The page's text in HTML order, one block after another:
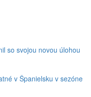
so svojou novou úlohou
v Španielsku v sezóne